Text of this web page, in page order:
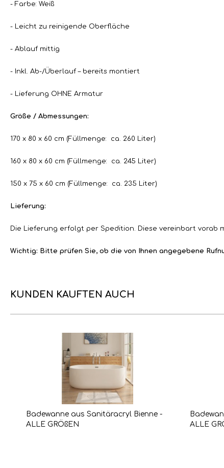
- Farbe: Weiß
- Leicht zu reinigende Oberfläche
- Ablauf mittig
- Inkl. Ab-/Überlauf – bereits montiert
- Lieferung OHNE Armatur
Größe / Abmessungen:
170 x 80 x 60 cm (Füllmenge: ca. 260 Liter)
160 x 80 x 60 cm (Füllmenge: ca. 245 Liter)
150 x 75 x 60 cm (Füllmenge: ca. 235 Liter)
Lieferung:
Die Lieferung erfolgt per Spedition. Diese vereinbart vorab
Wichtig: Bitte prüfen Sie, ob die von Ihnen angegebene
KUNDEN KAUFTEN AUCH
Badewanne aus Sanitäracryl Bienne -
ALLE GRÖßEN
ALLE